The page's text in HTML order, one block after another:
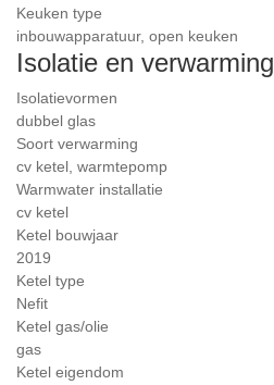
Keuken type
inbouwapparatuur, open keuken
Isolatie en verwarming
Isolatievormen
dubbel glas
Soort verwarming
cv ketel, warmtepomp
Warmwater installatie
cv ketel
Ketel bouwjaar
2019
Ketel type
Nefit
Ketel gas/olie
gas
Ketel eigendom